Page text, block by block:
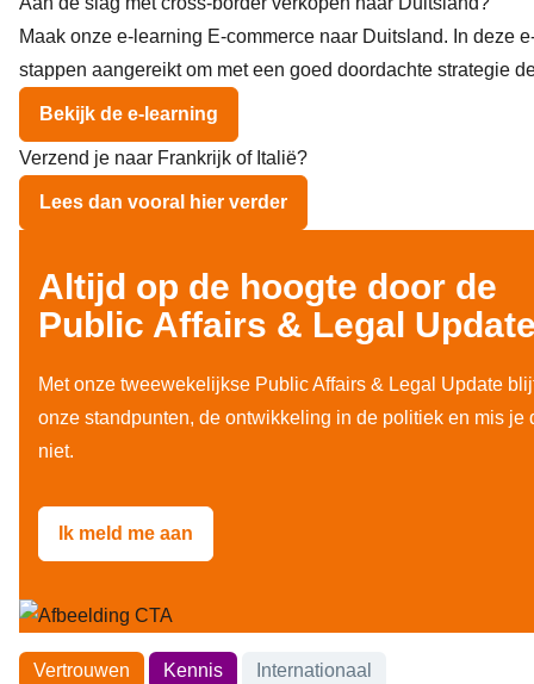
Maak onze e-learning E-commerce naar Duitsland. In deze
stappen aangereikt om met een goed doordachte strategie
Bekijk de e-learning
Verzend je naar Frankrijk of Italië?
Lees dan vooral hier verder
Altijd op de hoogte door de
Public Affairs & Legal
Met onze tweewekelijkse Public Affairs & Legal Update
onze standpunten, de ontwikkeling in de politiek en mis
niet.
Ik meld me aan
Onderwerpen
Vertrouwen Kennis Internationaal